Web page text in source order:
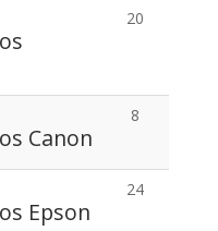
20
Canon
8
Epson
24